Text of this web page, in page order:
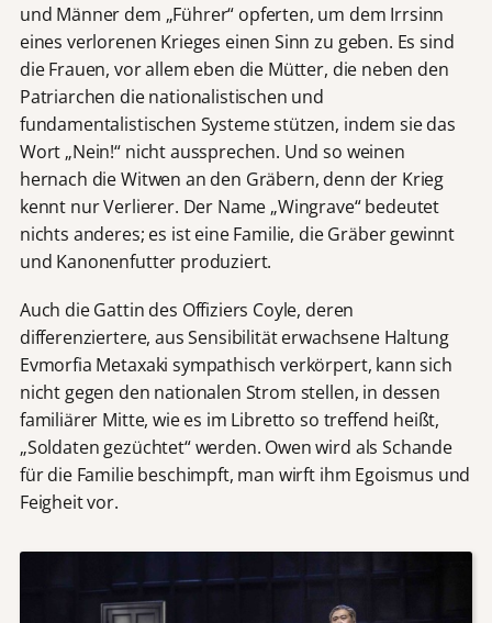
und Männer dem „Führer“ opferten, um dem Irrsinn
eines verlorenen Krieges einen Sinn zu geben. Es sind
die Frauen, vor allem eben die Mütter, die neben den
Patriarchen die nationalistischen und
fundamentalistischen Systeme stützen, indem sie das
Wort „Nein!“ nicht aussprechen. Und so weinen
hernach die Witwen an den Gräbern, denn der Krieg
kennt nur Verlierer. Der Name „Wingrave“ bedeutet
nichts anderes; es ist eine Familie, die Gräber gewinnt
und Kanonenfutter produziert.
Auch die Gattin des Offiziers Coyle, deren
differenziertere, aus Sensibilität erwachsene Haltung
Evmorfia Metaxaki sympathisch verkörpert, kann sich
nicht gegen den nationalen Strom stellen, in dessen
familiärer Mitte, wie es im Libretto so treffend heißt,
„Soldaten gezüchtet“ werden. Owen wird als Schande
für die Familie beschimpft, man wirft ihm Egoismus und
Feigheit vor.